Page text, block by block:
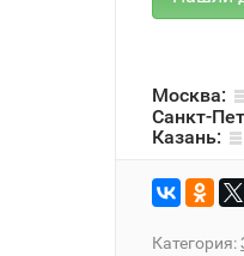
Москва:
Санкт-
Казань:
Категория: